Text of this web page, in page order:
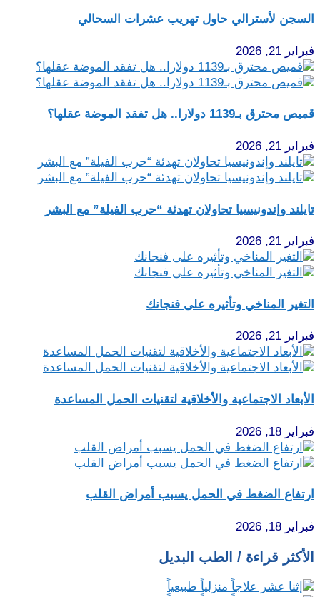
السجن لأسترالي حاول تهريب عشرات السحالي
فبراير 21, 2026
قميص محترق بـ1139 دولارا.. هل تفقد الموضة عقلها؟
فبراير 21, 2026
تايلند وإندونيسيا تحاولان تهدئة “حرب الفيلة” مع البشر
فبراير 21, 2026
التغير المناخي وتأثيره على فنجانك
فبراير 21, 2026
الأبعاد الاجتماعية والأخلاقية لتقنيات الحمل المساعدة
فبراير 18, 2026
ارتفاع الضغط في الحمل يسبب أمراض القلب
فبراير 18, 2026
الأكثر قراءة / الطب البديل